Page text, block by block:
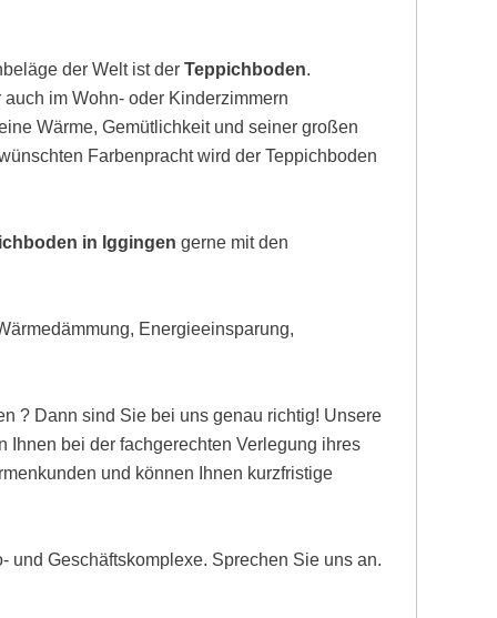
der Welt ist derTeppichboden.
im Wohn- oder Kinderzimmern
Wärme, Gemütlichkeit und seiner großen
Farbenpracht wird der Teppichboden
in Iggingen gerne mit den
Energieeinsparung,
? Dann sind Sie bei uns genau richtig! Unsere
bei der fachgerechten Verlegung ihres
und können Ihnen kurzfristige
und Geschäftskomplexe. Sprechen Sie uns an.